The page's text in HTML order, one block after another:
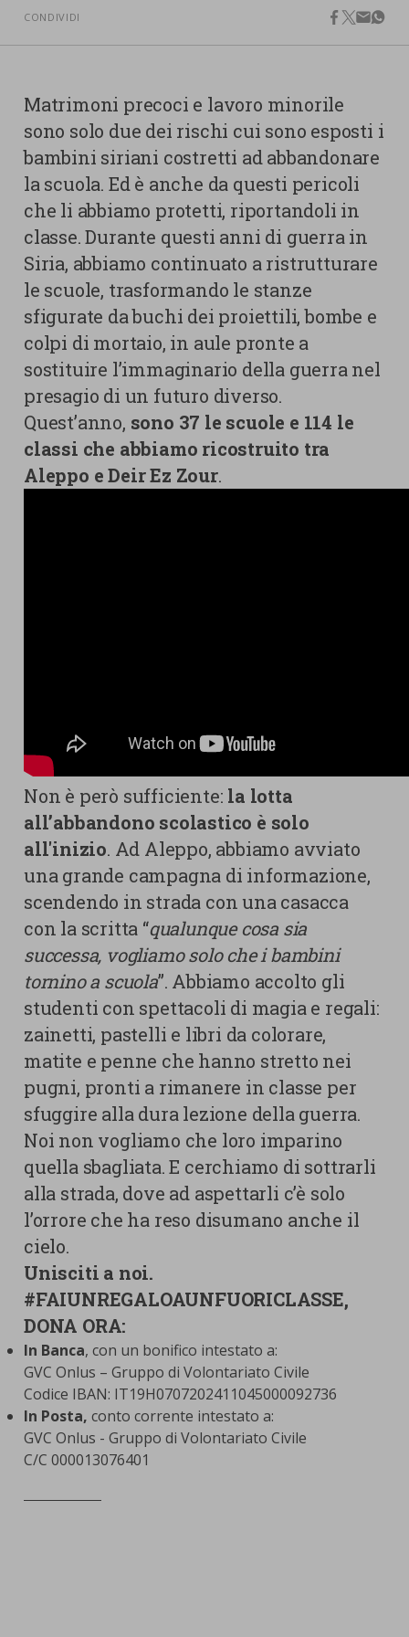
PARTECIPA
Ufficio Stampa
Centro studi
Aziende e Fondazioni
Trasparenza
Lavora con noi
CERCACARRELLO
Cookie di Analisi
Cookie di marketing
Cookie di terze parti
CONDIVIDI facebook
twitter
email
Matrimoni precoci e lavoro minorile
sono solo due dei rischi cui sono esposti i
bambini siriani costretti ad abbandonare
la scuola. Ed è anche da questi pericoli
che li abbiamo protetti, riportandoli in
classe. Durante questi anni di guerra in
Siria, abbiamo continuato a ristrutturare
le scuole, trasformando le stanze
sfigurate da buchi dei proiettili, bombe e
colpi di mortaio, in aule pronte a
sostituire l’immaginario della guerra nel
presagio di un futuro diverso.
Quest’anno, sono 37 le scuole e 114 le
classi che abbiamo ricostruito tra
Aleppo e Deir Ez Zour.
Non è però sufficiente: la lotta
all’abbandono scolastico è solo
all'inizio. Ad Aleppo, abbiamo avviato
una grande campagna di informazione,
scendendo in strada con una casacca
con la scritta “qualunque cosa sia
successa, vogliamo solo che i bambini
tornino a scuola”. Abbiamo accolto gli
studenti con spettacoli di magia e regali:
zainetti, pastelli e libri da colorare,
matite e penne che hanno stretto nei
pugni, pronti a rimanere in classe per
sfuggire alla dura lezione della guerra.
Noi non vogliamo che loro imparino
quella sbagliata. E cerchiamo di sottrarli
alla strada, dove ad aspettarli c’è solo
l’orrore che ha reso disumano anche il
cielo.
Unisciti a noi.
#FAIUNREGALOAUNFUORICLASSE,
DONA ORA:
In Banca, con un bonifico intestato a:
GVC Onlus – Gruppo di Volontariato Civile
Codice IBAN: IT19H0707202411045000092736
In Posta, conto corrente intestato a:
GVC Onlus - Gruppo di Volontariato Civile
C/C 000013076401